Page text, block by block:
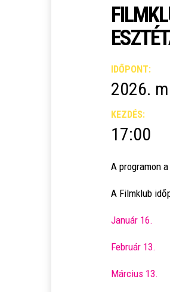
IDŐPONT:
2026.
KEZDÉS:
17:00
A programon
A Filmklub
Január 16.
Február 13.
Március 13.